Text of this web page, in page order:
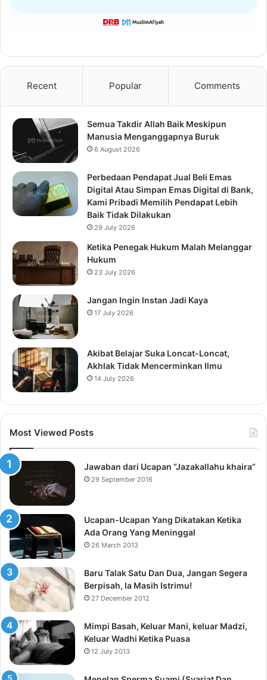
Recent Popular Comments
Semua Takdir Allah Baik Meskipun
Manusia Menganggapnya Buruk
6 August 2026
Perbedaan Pendapat Jual Beli Emas
Digital Atau Simpan Emas Digital di Bank,
Kami Pribadi Memilih Pendapat Lebih
Baik Tidak Dilakukan
29 July 2026
Ketika Penegak Hukum Malah Melanggar
Hukum
23 July 2026
Jangan Ingin Instan Jadi Kaya
17 July 2026
Akibat Belajar Suka Loncat-Loncat,
Akhlak Tidak Mencerminkan Ilmu
14 July 2026
Most Viewed Posts
Jawaban dari Ucapan “Jazakallahu khaira”
29 September 2016
Ucapan-Ucapan Yang Dikatakan Ketika
Ada Orang Yang Meninggal
26 March 2013
Baru Talak Satu Dan Dua, Jangan Segera
Berpisah, Ia Masih Istrimu!
27 December 2012
Mimpi Basah, Keluar Mani, keluar Madzi,
Keluar Wadhi Ketika Puasa
12 July 2013